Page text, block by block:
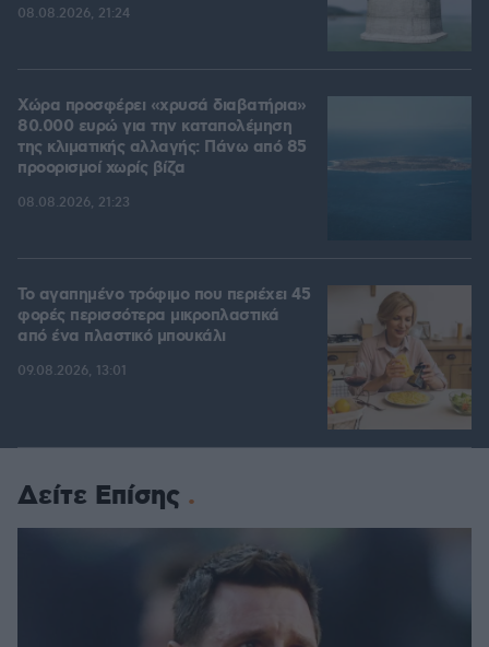
08.08.2026, 21:24
Χώρα προσφέρει «χρυσά διαβατήρια»
80.000 ευρώ για την καταπολέμηση
της κλιματικής αλλαγής: Πάνω από 85
προορισμοί χωρίς βίζα
08.08.2026, 21:23
Το αγαπημένο τρόφιμο που περιέχει 45
φορές περισσότερα μικροπλαστικά
από ένα πλαστικό μπουκάλι
09.08.2026, 13:01
Δείτε Επίσης